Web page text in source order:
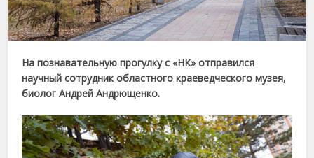
На познавательную прогулку с «НК» отправился
научный сотрудник областного краеведческого музея,
биолог Андрей Андрющенко.